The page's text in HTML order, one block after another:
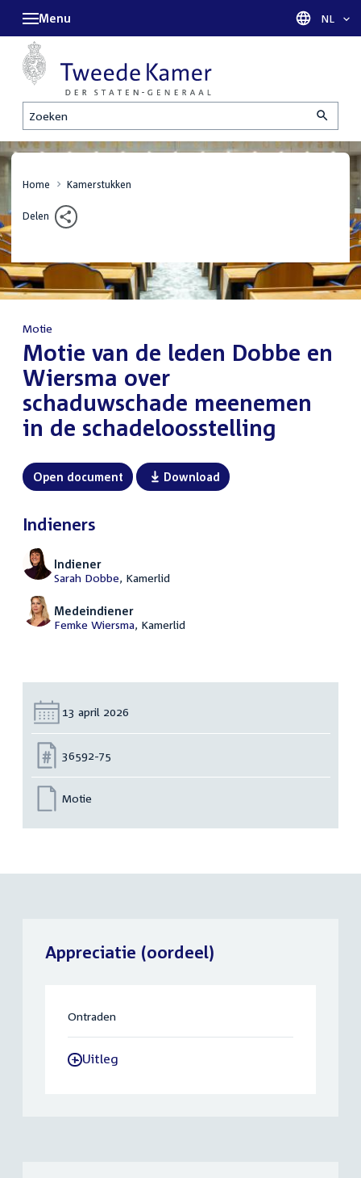
Zoeken
Menu Taal
NL
Home Kamerstukken
Delen
Motie
:Motie van de leden Dobbe en
Wiersma over
schaduwschade meenemen
in de schadeloosstelling
Open document Download
Indieners
Indiener
Sarah Dobbe, Kamerlid
Medeindiener
Femke Wiersma, Kamerlid
Datum:
13 april 2026
Nummer:
36592-75
Motie
Appreciatie (oordeel)
Ontraden
-Uitleg